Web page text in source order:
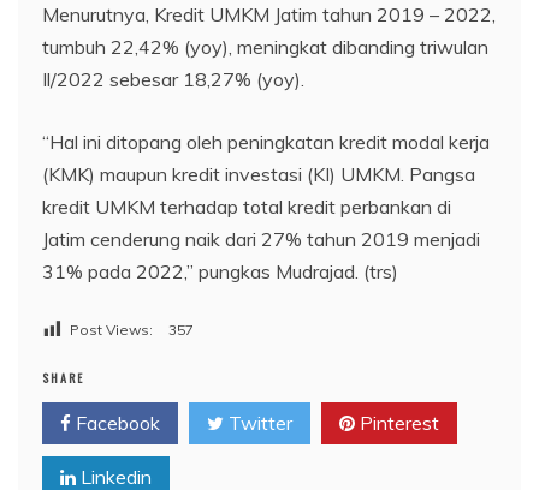
Menurutnya, Kredit UMKM Jatim tahun 2019 – 2022,
tumbuh 22,42% (yoy), meningkat dibanding triwulan
Il/2022 sebesar 18,27% (yoy).
“Hal ini ditopang oleh peningkatan kredit modal kerja
(KMK) maupun kredit investasi (KI) UMKM. Pangsa
kredit UMKM terhadap total kredit perbankan di
Jatim cenderung naik dari 27% tahun 2019 menjadi
31% pada 2022,” pungkas Mudrajad. (trs)
Post Views: 357
SHARE
Facebook Twitter Pinterest
Linkedin